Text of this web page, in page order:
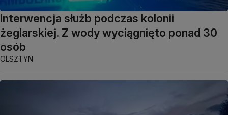
Interwencja służb podczas kolonii
żeglarskiej. Z wody wyciągnięto ponad 30
osób
OLSZTYN